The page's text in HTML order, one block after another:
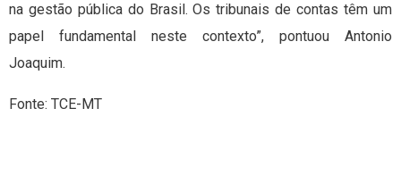
na gestão pública do Brasil. Os tribunais de contas têm um
papel fundamental neste contexto”, pontuou Antonio
Joaquim.
Fonte: TCE-MT